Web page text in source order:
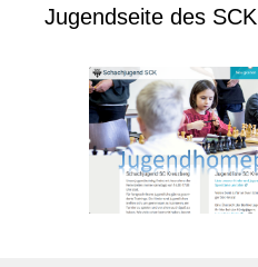
Jugendseite des SCK